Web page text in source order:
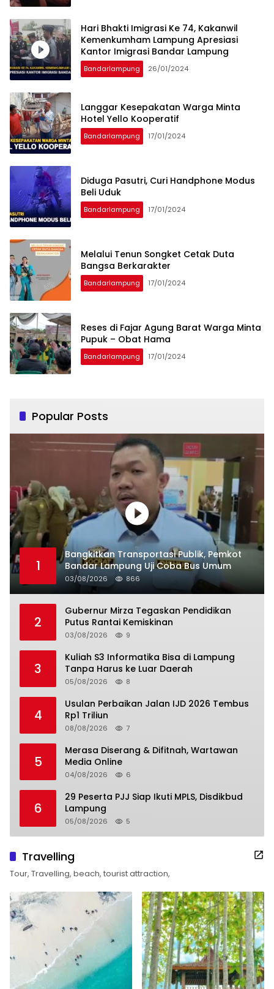
Hari Bhakti Imigrasi Ke 74, Kakanwil
Kemenkumham Lampung Apresiasi
Kantor Imigrasi Bandar Lampung
Bandarlampung 26/01/2024
Langgar Kesepakatan Warga Minta
Hotel Yello Kooperatif
Bandarlampung 17/01/2024
Diduga Pasutri, Curi Handphone Modus
Beli Uduk
Bandarlampung 17/01/2024
Melalui Tenun Songket Cetak Duta
Bangsa Berkarakter
Bandarlampung 17/01/2024
Reses di Fajar Agung Barat Warga Minta
Pupuk – Obat Hama
Bandarlampung 17/01/2024
Popular Posts
1
Bangkitkan Transportasi Publik, Pemkot
Bandar Lampung Uji Coba Bus Umum
03/08/2026 866
2
Gubernur Mirza Tegaskan Pendidikan
Putus Rantai Kemiskinan
03/08/2026 9
3
Kuliah S3 Informatika Bisa di Lampung
Tanpa Harus ke Luar Daerah
05/08/2026 8
4
Usulan Perbaikan Jalan IJD 2026 Tembus
Rp1 Triliun
08/08/2026 7
5
Merasa Diserang & Difitnah, Wartawan
Media Online
04/08/2026 6
6
29 Peserta PJJ Siap Ikuti MPLS, Disdikbud
Lampung
05/08/2026 5
Travelling
Tour, Travelling, beach, tourist attraction,